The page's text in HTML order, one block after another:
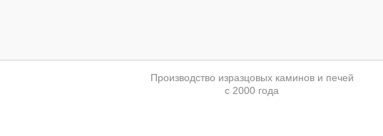
Производство изразцовых каминов и печей
с 2000 года